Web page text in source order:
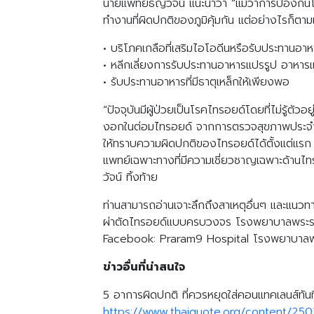
นายแพทย์ธัญวัจน์ แนะนำว่า “แม้ว่าการป้องกั
ทำงานที่ผิดปกติของภูมิคุ้มกัน แต่อย่างไรก็ตาม
• บริโภคเกลือที่เสริมไอโอดีนหรือรับประทานอ
• หลีกเลี่ยงการรับประทานอาหารแปรรูป อาหา
• รับประทานอาหารที่มีธาตุเหล็กให้เพียงพอ
“ปัจจุบันมีผู้ป่วยเป็นโรคไทรอยด์โดยที่ไม่รู้ตัว
งอกในต่อมไทรอยด์ จากการตรวจสุขภาพประ
ให้ทราบความผิดปกติของไทรอยด์ได้ตั้งแต่แร
แพทย์เฉพาะทางที่มีความเชี่ยวชาญเฉพาะด้าน
วัจน์ ทิ้งท้าย
ท่านสามารถอ่านเจาะลึกถึงสาเหตุอื่นๆ และแ
ผ่าตัดไทรอยด์แบบครบวงจร โรงพยาบาลพร
Facebook: Praram9 Hospital โรงพยาบาลพ
ข่าวอื่นที่น่าสนใจ
5 อาการผิดปกติ ที่ควรหยุดใส่คอนแทคเลนส์ทั